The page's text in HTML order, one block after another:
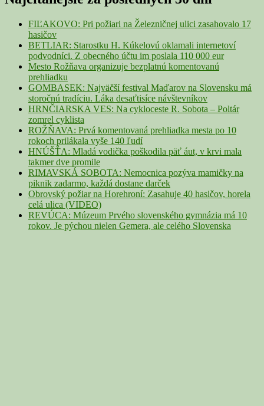
Widget
AreaFIĽAKOVO: Pri požiari na Železničnej ulici zasahovalo 17
hasičov
BETLIAR: Starostku H. Kúkelovú oklamali internetoví
podvodníci. Z obecného účtu im poslala 110 000 eur
Mesto Rožňava organizuje bezplatnú komentovanú
prehliadku
GOMBASEK: Najväčší festival Maďarov na Slovensku má
storočnú tradíciu. Láka desaťtisíce návštevníkov
HRNČIARSKA VES: Na cykloceste R. Sobota – Poltár
zomrel cyklista
ROŽŇAVA: Prvá komentovaná prehliadka mesta po 10
rokoch prilákala vyše 140 ľudí
HNÚŠŤA: Mladá vodička poškodila päť áut, v krvi mala
takmer dve promile
RIMAVSKÁ SOBOTA: Nemocnica pozýva mamičky na
piknik zadarmo, každá dostane darček
Obrovský požiar na Horehroní: Zasahuje 40 hasičov, horela
celá ulica (VIDEO)
REVÚCA: Múzeum Prvého slovenského gymnázia má 10
rokov. Je pýchou nielen Gemera, ale celého Slovenska